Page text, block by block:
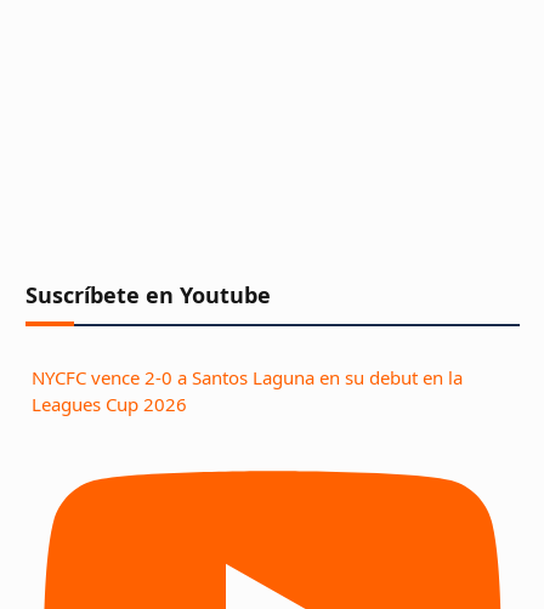
Suscríbete en Youtube
NYCFC vence 2-0 a Santos Laguna en su debut en la
Leagues Cup 2026